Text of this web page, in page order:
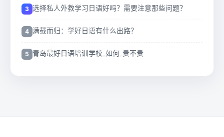
选择私人外教学习日语好吗？需要注意那些问题？
满载而归：学好日语有什么出路？
青岛最好日语培训学校_如何_贵不贵